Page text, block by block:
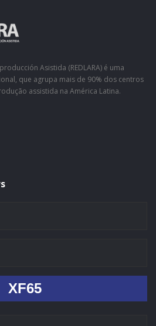
Asistida (REDLARA) é uma
que agrupa mais de 90% dos centros
assistida na América Latina.
XF65